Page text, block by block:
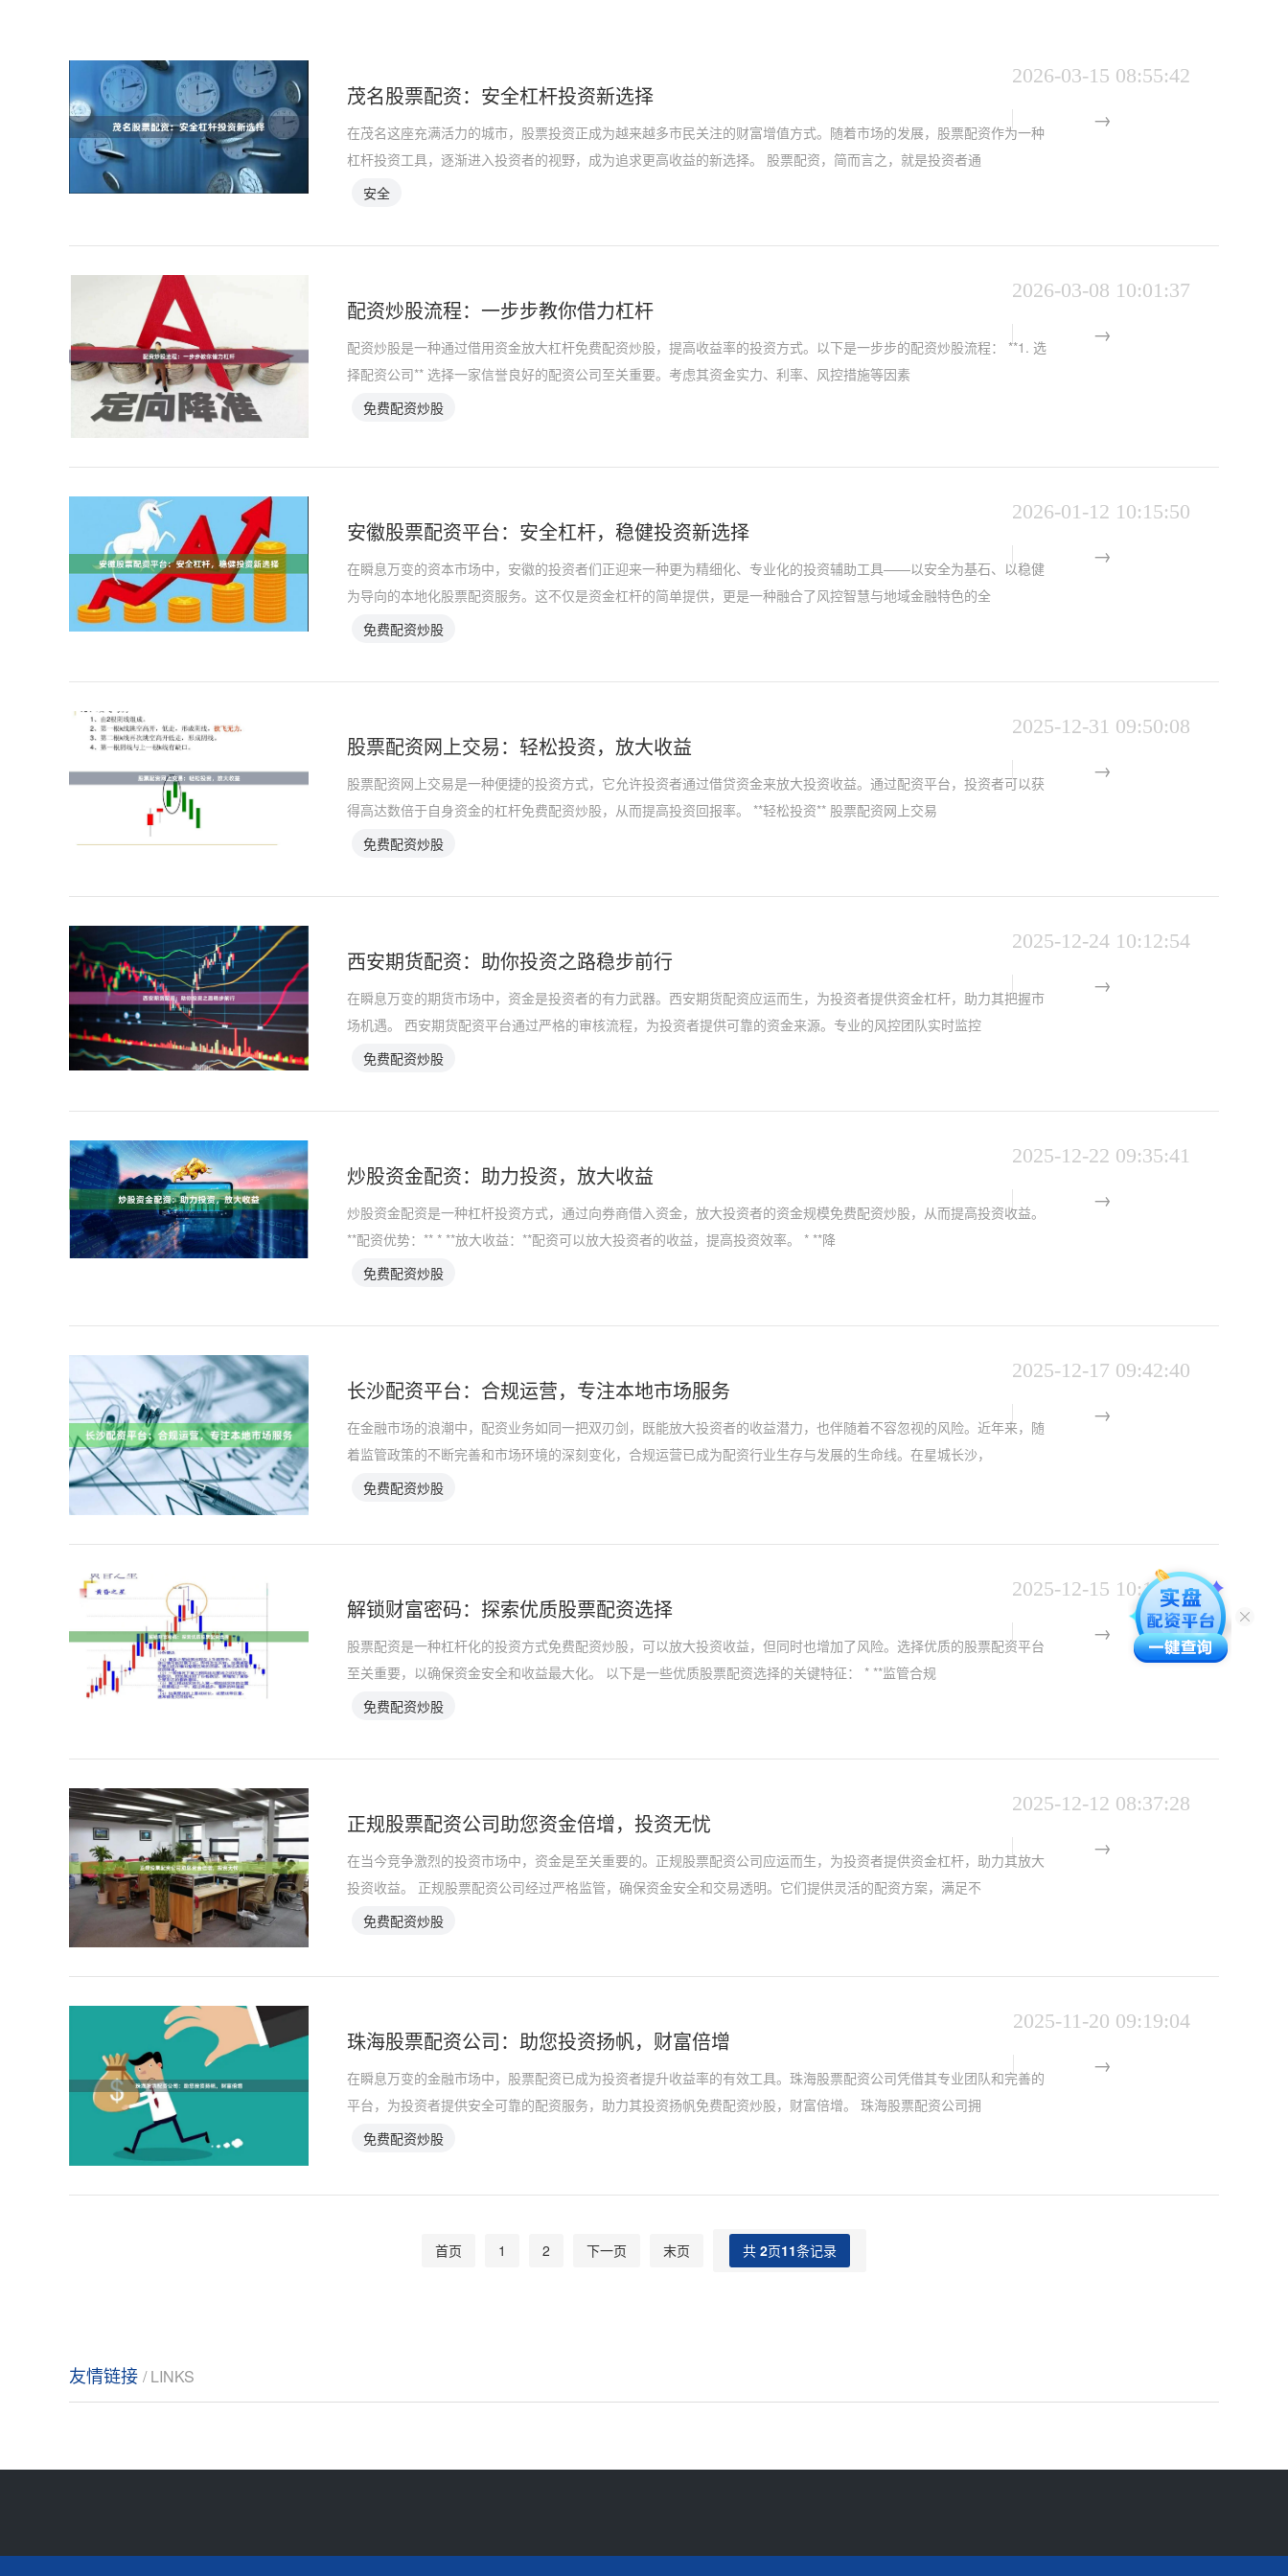
茂名股票配资：安全杠杆投资新选择
2026-03-15 08:55:42
在茂名这座充满活力的城市，股票投资正成为越来越多市民关注的财富增值方式。随着市场的发展，股票配资作为一种
杠杆投资工具，逐渐进入投资者的视野，成为追求更高收益的新选择。 股票配资，简而言之，就是投资者通
安全
配资炒股流程：一步步教你借力杠杆
2026-03-08 10:01:37
配资炒股是一种通过借用资金放大杠杆免费配资炒股，提高收益率的投资方式。以下是一步步的配资炒股流程： **1. 选
择配资公司** 选择一家信誉良好的配资公司至关重要。考虑其资金实力、利率、风控措施等因素
免费配资炒股
安徽股票配资平台：安全杠杆，稳健投资新选择
2026-01-12 10:15:50
在瞬息万变的资本市场中，安徽的投资者们正迎来一种更为精细化、专业化的投资辅助工具——以安全为基石、以稳健
为导向的本地化股票配资服务。这不仅是资金杠杆的简单提供，更是一种融合了风控智慧与地域金融特色的全
免费配资炒股
股票配资网上交易：轻松投资，放大收益
2025-12-31 09:50:08
股票配资网上交易是一种便捷的投资方式，它允许投资者通过借贷资金来放大投资收益。通过配资平台，投资者可以获
得高达数倍于自身资金的杠杆免费配资炒股，从而提高投资回报率。 **轻松投资** 股票配资网上交易
免费配资炒股
西安期货配资：助你投资之路稳步前行
2025-12-24 10:12:54
在瞬息万变的期货市场中，资金是投资者的有力武器。西安期货配资应运而生，为投资者提供资金杠杆，助力其把握市
场机遇。 西安期货配资平台通过严格的审核流程，为投资者提供可靠的资金来源。专业的风控团队实时监控
免费配资炒股
炒股资金配资：助力投资，放大收益
2025-12-22 09:35:41
炒股资金配资是一种杠杆投资方式，通过向券商借入资金，放大投资者的资金规模免费配资炒股，从而提高投资收益。
**配资优势：** * **放大收益：**配资可以放大投资者的收益，提高投资效率。 * **降
免费配资炒股
长沙配资平台：合规运营，专注本地市场服务
2025-12-17 09:42:40
在金融市场的浪潮中，配资业务如同一把双刃剑，既能放大投资者的收益潜力，也伴随着不容忽视的风险。近年来，随
着监管政策的不断完善和市场环境的深刻变化，合规运营已成为配资行业生存与发展的生命线。在星城长沙，
免费配资炒股
解锁财富密码：探索优质股票配资选择
2025-12-15 10:16:50
股票配资是一种杠杆化的投资方式免费配资炒股，可以放大投资收益，但同时也增加了风险。选择优质的股票配资平台
至关重要，以确保资金安全和收益最大化。 以下是一些优质股票配资选择的关键特征： * **监管合规
免费配资炒股
正规股票配资公司助您资金倍增，投资无忧
2025-12-12 08:37:28
在当今竞争激烈的投资市场中，资金是至关重要的。正规股票配资公司应运而生，为投资者提供资金杠杆，助力其放大
投资收益。 正规股票配资公司经过严格监管，确保资金安全和交易透明。它们提供灵活的配资方案，满足不
免费配资炒股
珠海股票配资公司：助您投资扬帆，财富倍增
2025-11-20 09:19:04
在瞬息万变的金融市场中，股票配资已成为投资者提升收益率的有效工具。珠海股票配资公司凭借其专业团队和完善的
平台，为投资者提供安全可靠的配资服务，助力其投资扬帆免费配资炒股，财富倍增。 珠海股票配资公司拥
免费配资炒股
首页 1 2 下一页 末页 共 2页11条记录
友情链接 / LINKS